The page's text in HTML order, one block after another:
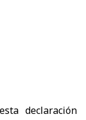
declaración